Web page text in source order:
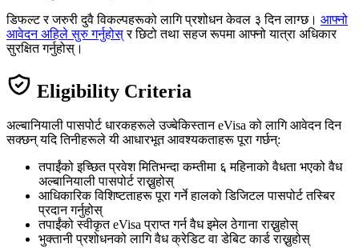
डिफल्ट र जरुरी दुवै विकल्पहरूको लागि प्रशोधन केवल ३ दिन लाग्छ। आफ्नो
आवेदन अहिले सुरु गर्नुहोस्र छिटो तथा सहज रूपमा आफ्नो यात्रा अधिकार
सुरक्षित गर्नुहोस्।
Eligibility Criteria
अल्बानियाली पासपोर्ट धारकहरूले उज्बेकिस्तान eVisa को लागि आवेदन दिन
सक्छन् यदि तिनीहरूले यी आधारभूत आवश्यकताहरू पूरा गर्छन्:
तपाईंको इच्छित प्रवेश मितिभन्दा कम्तीमा ६ महिनाको वैधता भएको वैध
अल्बानियाली पासपोर्ट राख्नुहोस्
आधिकारिक विशिष्टताहरू पूरा गर्ने हालको डिजिटल पासपोर्ट तस्बिर
प्रदान गर्नुहोस्
तपाईंको स्वीकृत eVisa प्राप्त गर्न वैध इमेल ठेगाना राख्नुहोस्
भुक्तानी प्रशोधनको लागि वैध क्रेडिट वा डेबिट कार्ड राख्नुहोस्